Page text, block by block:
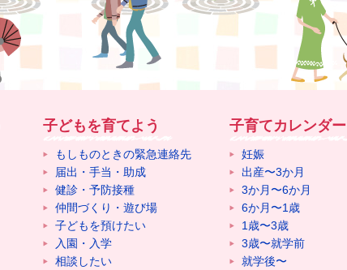
子どもを育てよう
もしものときの緊急連絡先
届出・手当・助成
健診・予防接種
仲間づくり・遊び場
子どもを預けたい
入園・入学
相談したい
子育てカレンダー
妊娠
出産〜3か月
3か月〜6か月
6か月〜1歳
1歳〜3歳
3歳〜就学前
就学後〜